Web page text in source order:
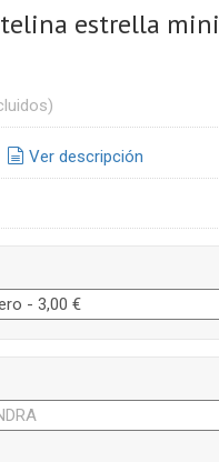
estrella mini
Ver descripción